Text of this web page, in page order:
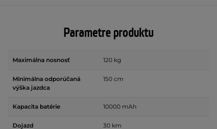
Parametre produktu
Maximálna nosnosť 120 kg
Minimálna odporúčaná
výška jazdca
150 cm
Kapacita batérie 10000 mAh
Dojazd 30 km